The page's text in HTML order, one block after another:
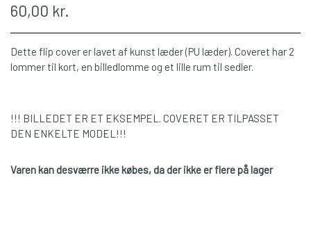
60,00 kr.
Dette flip cover er lavet af kunst læder (PU læder). Coveret har 2
lommer til kort, en billedlomme og et lille rum til sedler.
!!! BILLEDET ER ET EKSEMPEL. COVERET ER TILPASSET
DEN ENKELTE MODEL!!!
Varen kan desværre ikke købes, da der ikke er flere på lager